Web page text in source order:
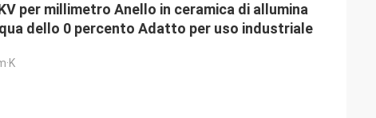
per millimetro Anello in ceramica di allumina
dello 0 percento Adatto per uso industriale